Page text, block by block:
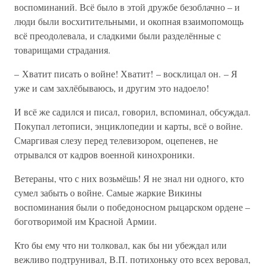
воспоминаний. Всё было в этой дружбе безоблачно – и
люди были восхитительными, и окопная взаимопомощь
всё преодолевала, и сладкими были разделённые с
товарищами страдания.
– Хватит писать о войне! Хватит! – восклицал он. – Я
уже и сам захлёбываюсь, и другим это надоело!
И всё же садился и писал, говорил, вспоминал, обсуждал.
Покупал летописи, энциклопедии и карты, всё о войне.
Смаргивая слезу перед телевизором, оцепенев, не
отрывался от кадров военной кинохроники.
Ветераны, что с них возьмёшь! Я не знал ни одного, кто
сумел забыть о войне. Самые жаркие Викины
воспоминания были о победоносном рыцарском ордене –
боготворимой им Красной Армии.
Кто бы ему что ни толковал, как бы ни убеждал или
вежливо подтрунивал, В.П. потихоньку ото всех веровал,